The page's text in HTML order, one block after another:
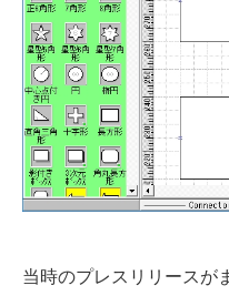
当時のプレスリリースが